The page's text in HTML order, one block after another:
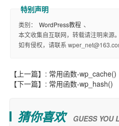
类别： WordPress教程 、
本文收集自互联网，转载请注明来源。
如有侵权，请联系
【上一篇】: 常用函数-wp_cache()
【下一篇】: 常用函数-wp_hash()
猜你喜欢 GUESS YOU